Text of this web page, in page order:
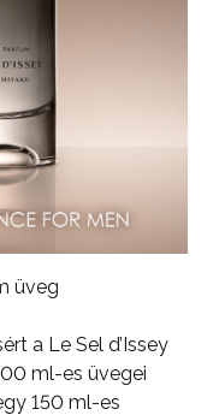
üveg
a Le Sel d’Issey
ml-es üvegei
150 ml-es